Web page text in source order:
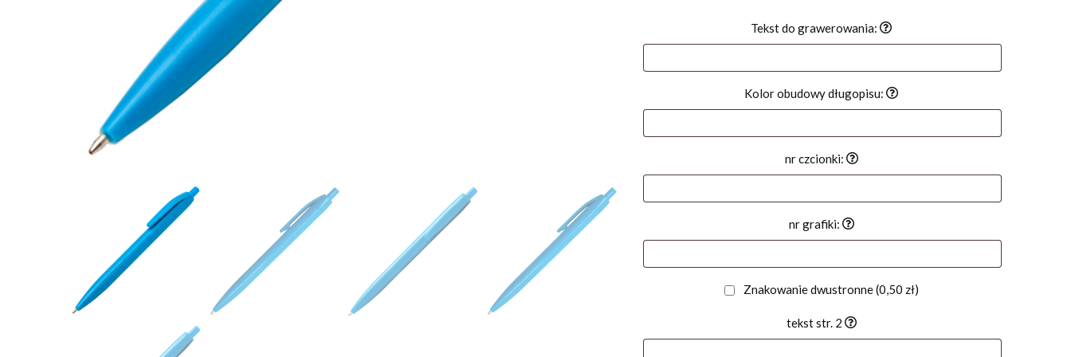
Tekst do grawerowania:
Kolor obudowy długopisu:
nr czcionki:
nr grafiki:
Znakowanie dwustronne(0,50 zł)
tekst str. 2